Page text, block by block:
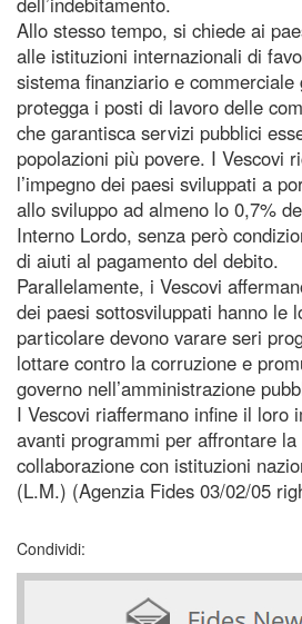
Allo stesso tempo, si chiede ai
alle istituzioni internazionali di
sistema finanziario e
protegga i posti di lavoro delle
che garantisca servizi pubblici
popolazioni più povere. I Vescovi
l’impegno dei paesi sviluppati a
allo sviluppo ad almeno lo 0,7%
Interno Lordo, senza però
di aiuti al pagamento del debito.
Parallelamente, i Vescovi
dei paesi sottosviluppati hanno le
particolare devono varare seri
lottare contro la corruzione e
governo nell’amministrazione
I Vescovi riaffermano infine il loro
avanti programmi per affrontare
collaborazione con istituzioni
(L.M.) (Agenzia Fides 03/02/05
Condividi: